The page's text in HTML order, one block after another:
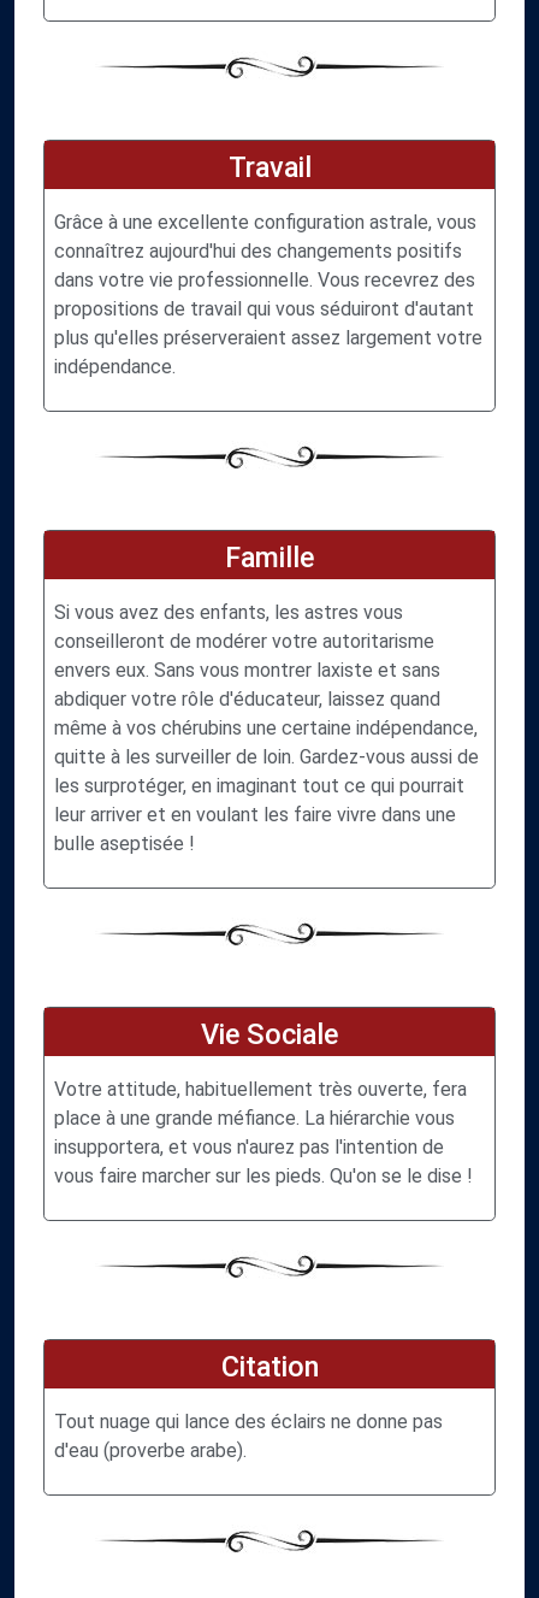
Travail
Grâce à une excellente configuration astrale, vous
connaîtrez aujourd'hui des changements positifs
dans votre vie professionnelle. Vous recevrez des
propositions de travail qui vous séduiront d'autant
plus qu'elles préserveraient assez largement votre
indépendance.
Famille
Si vous avez des enfants, les astres vous
conseilleront de modérer votre autoritarisme
envers eux. Sans vous montrer laxiste et sans
abdiquer votre rôle d'éducateur, laissez quand
même à vos chérubins une certaine indépendance,
quitte à les surveiller de loin. Gardez-vous aussi de
les surprotéger, en imaginant tout ce qui pourrait
leur arriver et en voulant les faire vivre dans une
bulle aseptisée !
Vie Sociale
Votre attitude, habituellement très ouverte, fera
place à une grande méfiance. La hiérarchie vous
insupportera, et vous n'aurez pas l'intention de
vous faire marcher sur les pieds. Qu'on se le dise !
Citation
Tout nuage qui lance des éclairs ne donne pas
d'eau (proverbe arabe).